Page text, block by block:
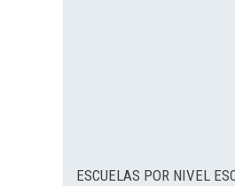
ESCUELAS POR NIVEL